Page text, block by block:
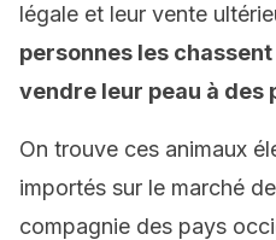
légale et leur vente
personnes les
vendre leur peau à des
On trouve ces animaux
importés sur le marché
compagnie des pays